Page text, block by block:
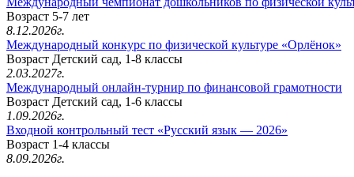
Возраст 5-7 лет
8.12.2026г.
Международный конкурс по физической культуре «Орлёнок»
Возраст Детский сад, 1-8 классы
2.03.2027г.
Международный онлайн-турнир по финансовой грамотности
Возраст Детский сад, 1-6 классы
1.09.2026г.
Входной контрольный тест «Русский язык — 2026»
Возраст 1-4 классы
8.09.2026г.